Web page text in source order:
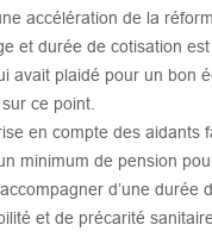
accélération de la
et durée de cotisation
avait plaidé pour un bon
ce point.
en compte des aidants
minimum de pension
d’une
et de précarité